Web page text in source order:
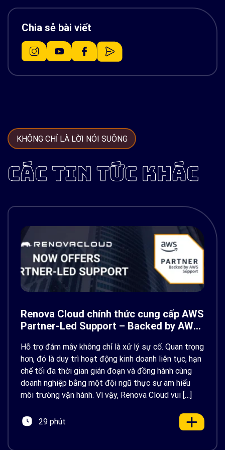
Chia sẻ bài viết
KHÔNG CHỈ LÀ LỜI NÓI SUÔNG
CÁC TIN TỨC KHÁC
Renova Cloud chính thức cung cấp AWS
Partner-Led Support – Backed by AWS
Hỗ trợ đám mây không chỉ là xử lý sự cố. Quan trọng
hơn, đó là duy trì hoạt động kinh doanh liên tục, hạn
chế tối đa thời gian gián đoạn và đồng hành cùng
doanh nghiệp bằng một đội ngũ thực sự am hiểu
môi trường vận hành. Vì vậy, Renova Cloud vui […]
29 phút